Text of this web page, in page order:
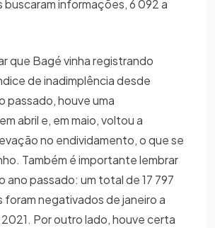
buscaram informações, 6 092 a
que Bagé vinha registrando
de inadimplência desde
passado, houve uma
abril e, em maio, voltou a
no endividamento, o que se
Também é importante lembrar
ano passado: um total de 17 797
foram negativados de janeiro a
Por outro lado, houve certa